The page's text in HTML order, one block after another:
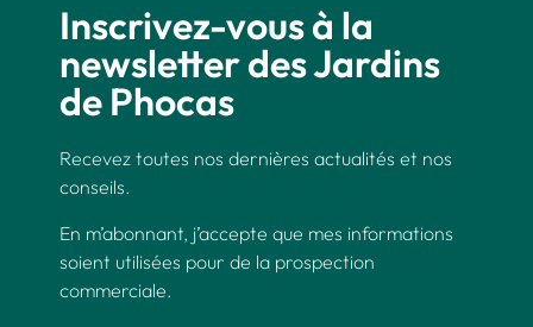
Inscrivez-vous à la
newsletter des Jardins
de Phocas
Recevez toutes nos dernières actualités et nos
conseils.
En m’abonnant, j’accepte que mes informations
soient utilisées pour de la prospection
commerciale.